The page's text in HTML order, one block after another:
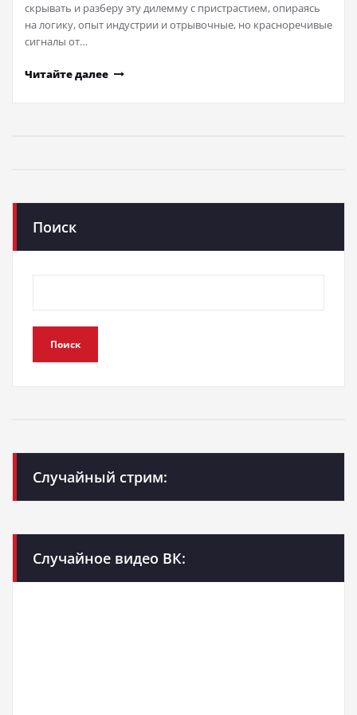
скрывать и разберу эту дилемму с пристрастием, опираясь
на логику, опыт индустрии и отрывочные, но красноречивые
сигналы от…
Читайте далее
Поиск
Поиск
Случайный стрим:
Случайное видео ВК: